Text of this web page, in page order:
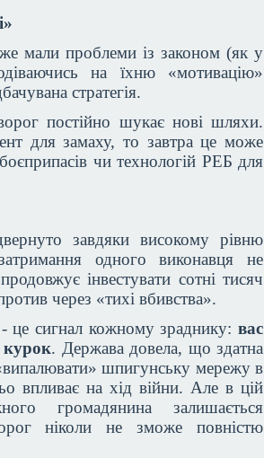
мали проблеми із законом (як у
на їхню «мотивацію»
стратегія.
постійно шукає нові шляхи.
для замаху, то завтра це може
чи технологій РЕБ для
завдяки високому рівню
одного виконавця не
інвестувати сотні тисяч
через «тихі вбивства».
це сигнал кожному зраднику: вас
курок. Держава довела, що здатна
шпигунську мережу в
впливає на хід війни. Але в цій
громадянина залишається
ніколи не зможе повністю